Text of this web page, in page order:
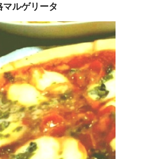
マルゲリータ